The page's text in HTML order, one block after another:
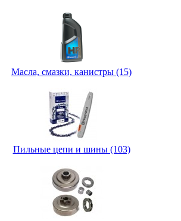
Масла, смазки, канистры (15)
Пильные цепи и шины (103)